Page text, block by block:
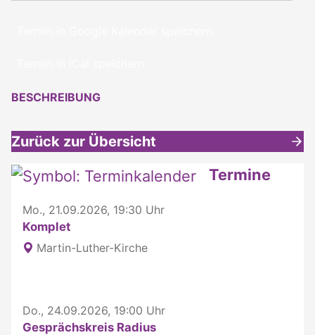
BESCHREIBUNG
Zurück zur Übersicht
Weitere interessante Inhalte Termine
Mo., 21.09.2026, 19:30 Uhr
Komplet
Martin-Luther-Kirche
Do., 24.09.2026, 19:00 Uhr
Gesprächskreis Radius